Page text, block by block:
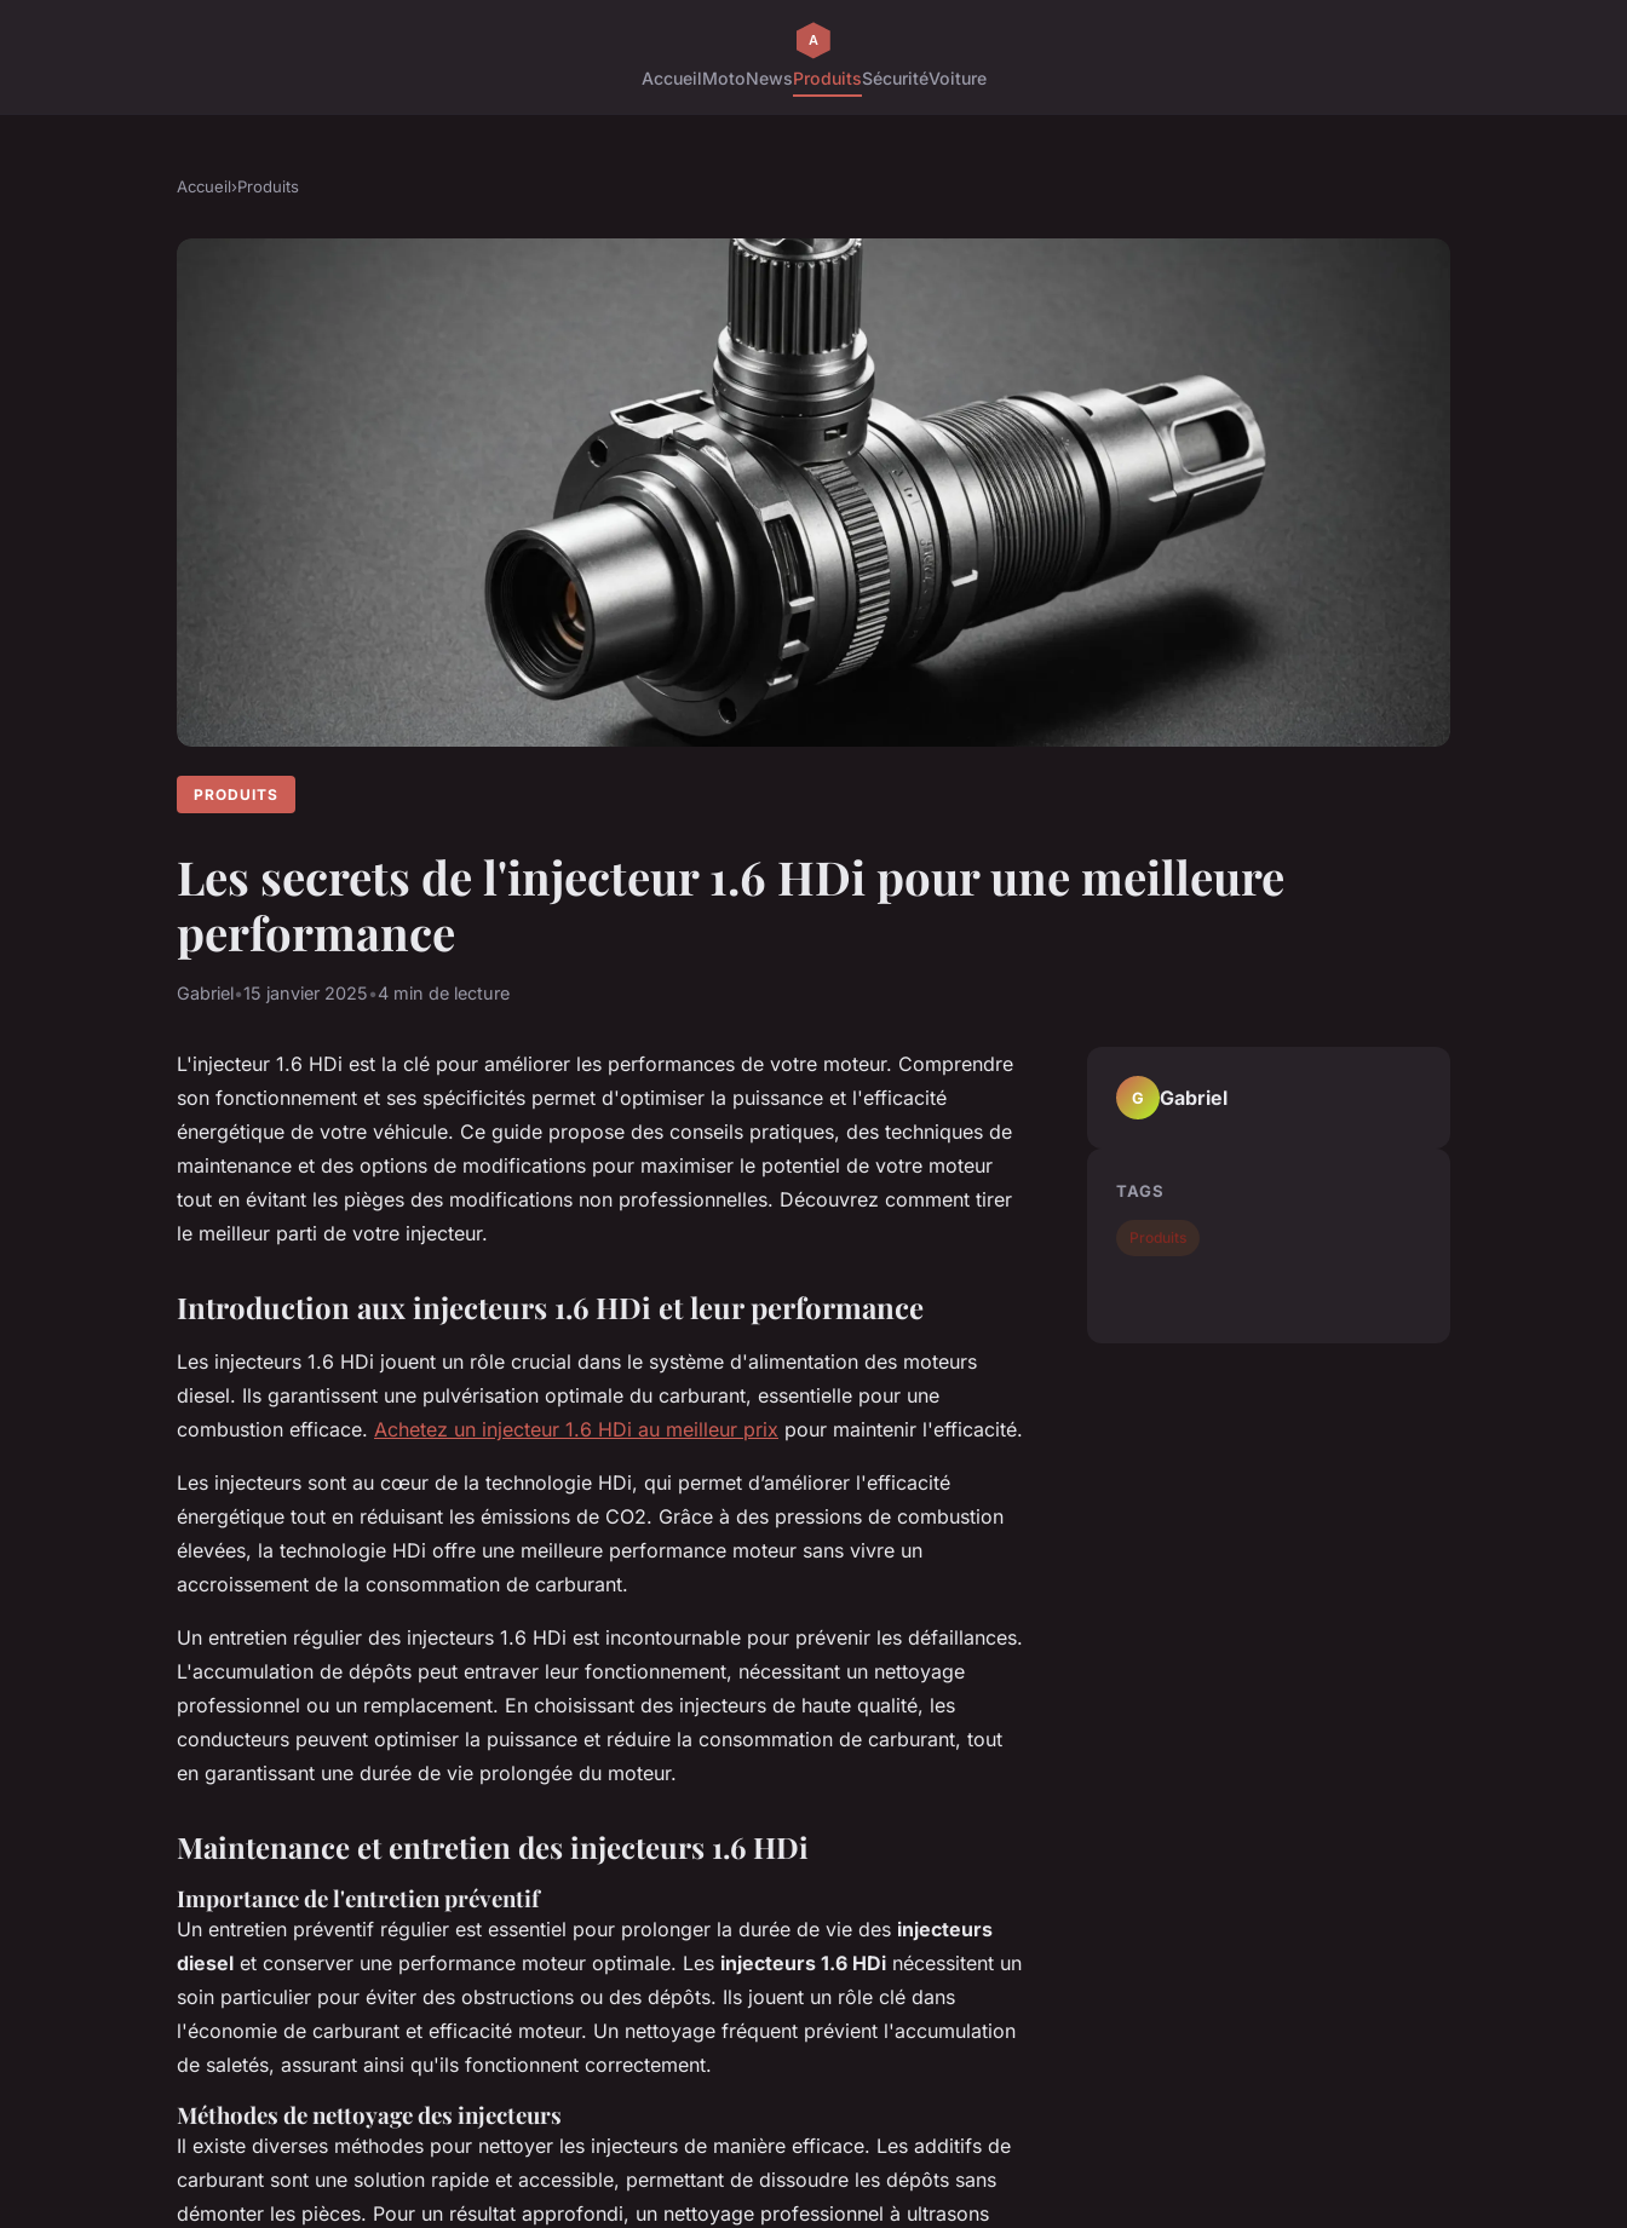
AccueilMotoNewsProduitsSécuritéVoiture
Accueil›Produits
PRODUITS
Les secrets de l'injecteur 1.6 HDi pour une meilleure
performance
Gabriel•15 janvier 2025•4 min de lecture
L'injecteur 1.6 HDi est la clé pour améliorer les performances de votre moteur. Comprendre
son fonctionnement et ses spécificités permet d'optimiser la puissance et l'efficacité
énergétique de votre véhicule. Ce guide propose des conseils pratiques, des techniques de
maintenance et des options de modifications pour maximiser le potentiel de votre moteur
tout en évitant les pièges des modifications non professionnelles. Découvrez comment tirer
le meilleur parti de votre injecteur.
Introduction aux injecteurs 1.6 HDi et leur performance
Les injecteurs 1.6 HDi jouent un rôle crucial dans le système d'alimentation des moteurs
diesel. Ils garantissent une pulvérisation optimale du carburant, essentielle pour une
combustion efficace. Achetez un injecteur 1.6 HDi au meilleur prix pour maintenir l'efficacité.
Les injecteurs sont au cœur de la technologie HDi, qui permet d’améliorer l'efficacité
énergétique tout en réduisant les émissions de CO2. Grâce à des pressions de combustion
élevées, la technologie HDi offre une meilleure performance moteur sans vivre un
accroissement de la consommation de carburant.
Un entretien régulier des injecteurs 1.6 HDi est incontournable pour prévenir les défaillances.
L'accumulation de dépôts peut entraver leur fonctionnement, nécessitant un nettoyage
professionnel ou un remplacement. En choisissant des injecteurs de haute qualité, les
conducteurs peuvent optimiser la puissance et réduire la consommation de carburant, tout
en garantissant une durée de vie prolongée du moteur.
Maintenance et entretien des injecteurs 1.6 HDi
Importance de l'entretien préventif
Un entretien préventif régulier est essentiel pour prolonger la durée de vie des injecteurs
diesel et conserver une performance moteur optimale. Les injecteurs 1.6 HDi nécessitent un
soin particulier pour éviter des obstructions ou des dépôts. Ils jouent un rôle clé dans
l'économie de carburant et efficacité moteur. Un nettoyage fréquent prévient l'accumulation
de saletés, assurant ainsi qu'ils fonctionnent correctement.
Méthodes de nettoyage des injecteurs
Il existe diverses méthodes pour nettoyer les injecteurs de manière efficace. Les additifs de
carburant sont une solution rapide et accessible, permettant de dissoudre les dépôts sans
démonter les pièces. Pour un résultat approfondi, un nettoyage professionnel à ultrasons
G Gabriel
TAGS
Produits